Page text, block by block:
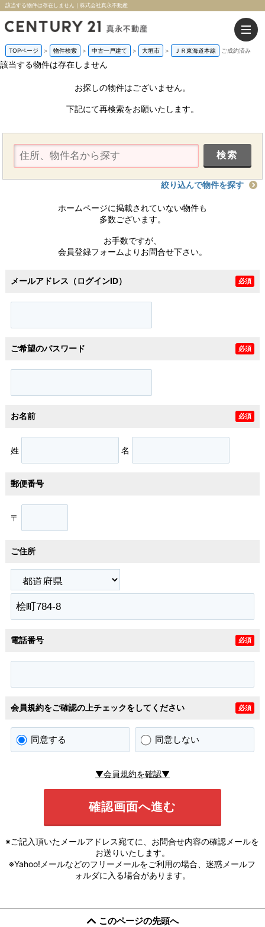
該当する物件は存在しません｜株式会社真永不動産
TOPページ > 物件検索 > 中古一戸建て > 大垣市 > ＪＲ東海道本線 ご成約済み
該当する物件は存在しません
お探しの物件はございません。
下記にて再検索をお願いたします。
絞り込んで物件を探す
ホームページに掲載されていない物件も
多数ございます。
お手数ですが、
会員登録フォームよりお問合せ下さい。
メールアドレス（ログインID） 必須
ご希望のパスワード 必須
お名前 必須
姓 名
郵便番号
〒
ご住所
電話番号 必須
会員規約をご確認の上チェックをしてください 必須
同意する 同意しない
▼会員規約を確認▼
※ご記入頂いたメールアドレス宛てに、お問合せ内容の確認メールを
お送りいたします。
※Yahoo!メールなどのフリーメールをご利用の場合、迷惑メールフ
ォルダに入る場合があります。
このページの先頭へ